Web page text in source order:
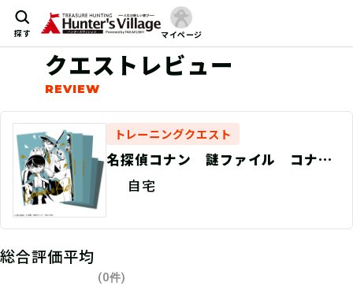
探す マイページ
クエストレビュー
トレーニングクエスト
名探偵コナン 謎ファイル コナン
VS怪盗キッドver
自宅
総合評価平均
(0件)